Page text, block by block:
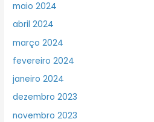
maio 2024
abril 2024
março 2024
fevereiro 2024
janeiro 2024
dezembro 2023
novembro 2023